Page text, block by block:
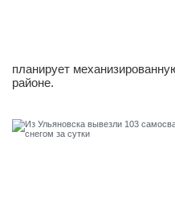
планирует
районе.